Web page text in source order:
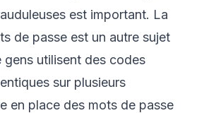
est important. La
de passe est un autre sujet
gens utilisent des codes
sur plusieurs
en place des mots de passe